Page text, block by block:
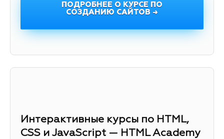
ПОДРОБНЕЕ О КУРСЕ ПО
СОЗДАНИЮ САЙТОВ →
Интерактивные курсы по HTML,
CSS и JavaScript — HTML Academy